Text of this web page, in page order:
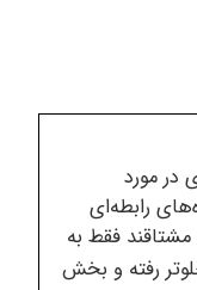
فقط به
و بخش